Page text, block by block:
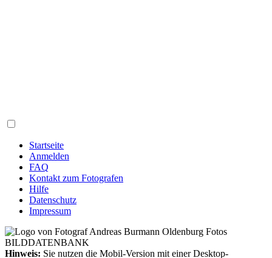
Startseite
Anmelden
FAQ
Kontakt zum Fotografen
Hilfe
Datenschutz
Impressum
Hinweis: Sie nutzen die Mobil-Version mit einer Desktop-